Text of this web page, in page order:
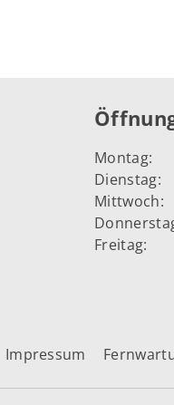
Montag:
Dienstag:
Mittwoch:
Freitag:
Impressum